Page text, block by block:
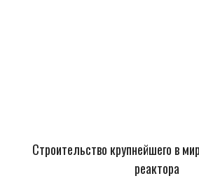
Строительство крупнейшего в
реактора